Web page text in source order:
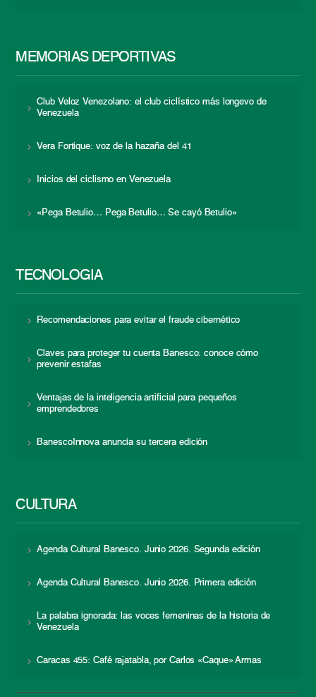
MEMORIAS DEPORTIVAS
Club Veloz Venezolano: el club ciclístico más longevo de
Venezuela
Vera Fortique: voz de la hazaña del 41
Inicios del ciclismo en Venezuela
«Pega Betulio… Pega Betulio… Se cayó Betulio»
TECNOLOGÍA
Recomendaciones para evitar el fraude cibernético
Claves para proteger tu cuenta Banesco: conoce cómo
prevenir estafas
Ventajas de la inteligencia artificial para pequeños
emprendedores
BanescoInnova anuncia su tercera edición
CULTURA
Agenda Cultural Banesco. Junio 2026. Segunda edición
Agenda Cultural Banesco. Junio 2026. Primera edición
La palabra ignorada: las voces femeninas de la historia de
Venezuela
Caracas 455: Café rajatabla, por Carlos «Caque» Armas